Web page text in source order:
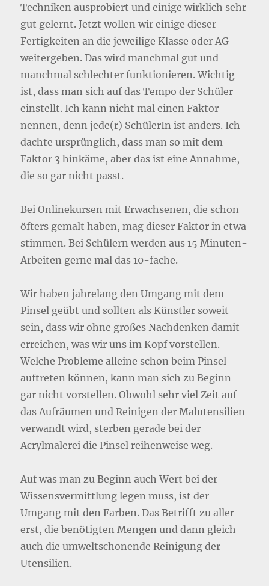
Techniken ausprobiert und einige wirklich sehr
gut gelernt. Jetzt wollen wir einige dieser
Fertigkeiten an die jeweilige Klasse oder AG
weitergeben. Das wird manchmal gut und
manchmal schlechter funktionieren. Wichtig
ist, dass man sich auf das Tempo der Schüler
einstellt. Ich kann nicht mal einen Faktor
nennen, denn jede(r) SchülerIn ist anders. Ich
dachte ursprünglich, dass man so mit dem
Faktor 3 hinkäme, aber das ist eine Annahme,
die so gar nicht passt.
Bei Onlinekursen mit Erwachsenen, die schon
öfters gemalt haben, mag dieser Faktor in etwa
stimmen. Bei Schülern werden aus 15 Minuten-
Arbeiten gerne mal das 10-fache.
Wir haben jahrelang den Umgang mit dem
Pinsel geübt und sollten als Künstler soweit
sein, dass wir ohne großes Nachdenken damit
erreichen, was wir uns im Kopf vorstellen.
Welche Probleme alleine schon beim Pinsel
auftreten können, kann man sich zu Beginn
gar nicht vorstellen. Obwohl sehr viel Zeit auf
das Aufräumen und Reinigen der Malutensilien
verwandt wird, sterben gerade bei der
Acrylmalerei die Pinsel reihenweise weg.
Auf was man zu Beginn auch Wert bei der
Wissensvermittlung legen muss, ist der
Umgang mit den Farben. Das Betrifft zu aller
erst, die benötigten Mengen und dann gleich
auch die umweltschonende Reinigung der
Utensilien.